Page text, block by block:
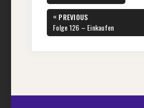
« PREVIOUS
PREVIOUS
POST:
Folge 126 – Einkaufen